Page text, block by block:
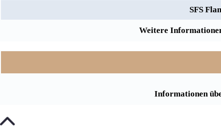
SFS
Weitere
Informationen